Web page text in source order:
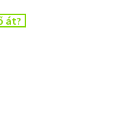
át?